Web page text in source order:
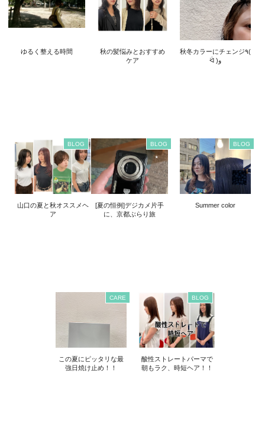
ゆるく整える時間
秋の髪悩みとおすすめ
ケア
秋冬カラーにチェンジ٩(
ᐛ )و
BLOG
山口の夏と秋オススメヘ
ア
BLOG
[夏の恒例]デジカメ片手
に、京都ぶらり旅
BLOG
Summer color
CARE
この夏にピッタリな最
強日焼け止め！！
BLOG
酸性ストレートパーマで
朝もラク、時短ヘア！！